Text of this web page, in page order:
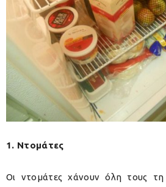
1. Ντομάτες
Οι ντομάτες χάνουν όλη τους